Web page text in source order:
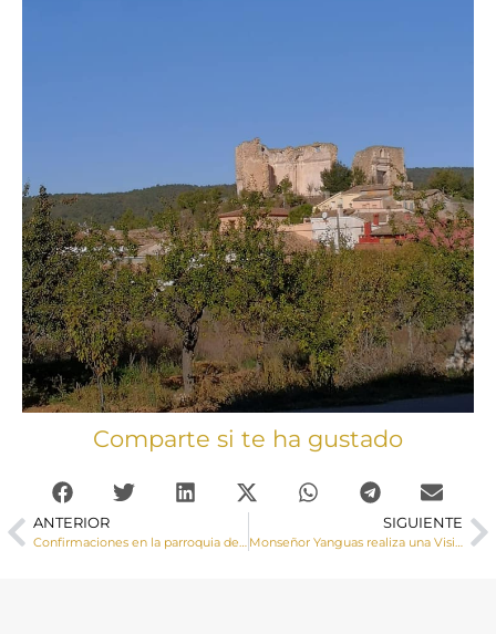
Comparte si te ha gustado
ANTERIOR
Confirmaciones en la parroquia de San Román (Cuenca)
SIGUIENTE
Monseñor Yanguas realiza una Visita Pastoral a Arcos y Portilla